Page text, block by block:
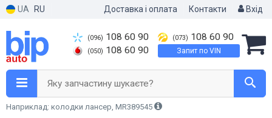
UA RU Доставка і оплата Контакти Вхід
(096) 108 60 90
(050) 108 60 90
(073) 108 60 90
Запит по VIN
Яку запчастину шукаєте?
Наприклад: колодки лансер, MR389545